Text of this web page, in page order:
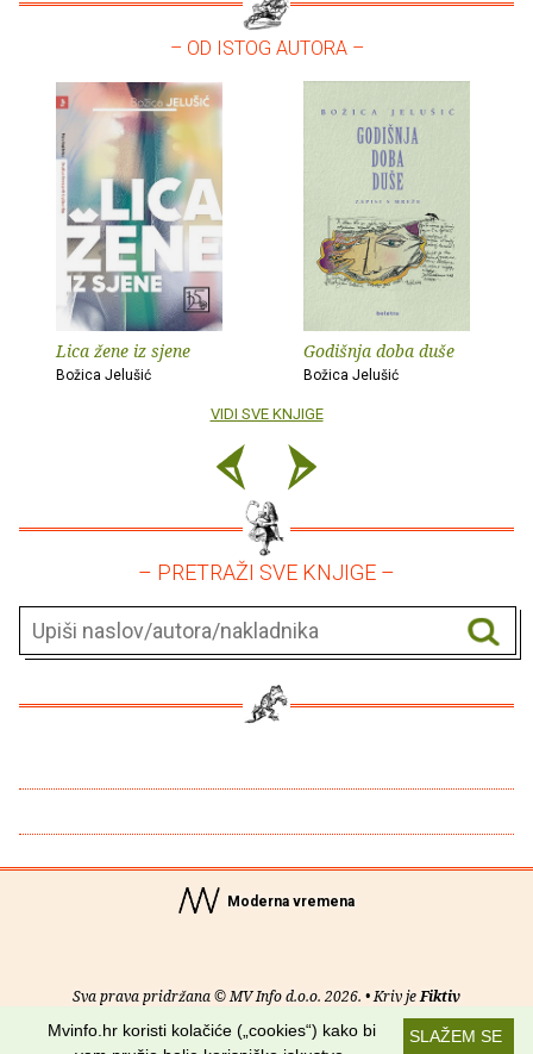
– OD ISTOG AUTORA –
Lica žene iz sjene
Božica Jelušić
Godišnja doba duše
Božica Jelušić
VIDI SVE KNJIGE
– PRETRAŽI SVE KNJIGE –
Moderna vremena
Sva prava pridržana © MV Info d.o.o. 2026. • Kriv jeFiktiv
Uvjeti korištenja RSS kanaliSLAŽEM SE
Mvinfo.hr koristi kolačiće („cookies“) kako bi